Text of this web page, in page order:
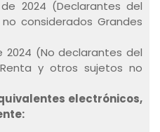
2024 (Declarantes del
considerados Grandes
2024 (No declarantes del
y otros sujetos no
electrónicos,